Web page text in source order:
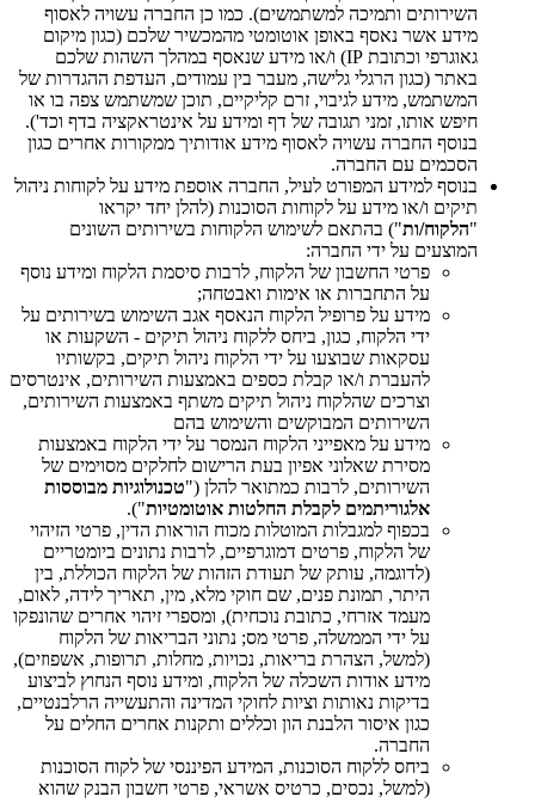
השירותים ותמיכה למשתמשים). כמו כן החברה עשויה לאסוף
מידע אשר נאסף באופן אוטומטי מהמכשיר שלכם (כגון מיקום
גאוגרפי וכתובת IP) ו/או מידע שנאסף במהלך השהות שלכם
באתר (כגון הרגלי גלישה, מעבר בין עמודים, העדפת ההגדרות של
המשתמש, מידע לגיבוי, זרם קליקיים, תוכן שמשתמש צפה בו או
חיפש אותו, זמני תגובה של דף ומידע על אינטראקציה בדף וכד').
בנוסף החברה עשויה לאסוף מידע אודותיך ממקורות אחרים כגון
הסכמים עם החברה.
בנוסף למידע המפורט לעיל, החברה אוספת מידע על לקוחות ניהול
תיקים ו/או מידע על לקוחות הסוכנות (להלן יחד יקראו
"הלקוח/ות") בהתאם לשימוש הלקוחות בשירותים השונים
המוצעים על ידי החברה:
פרטי החשבון של הלקוח, לרבות סיסמת הלקוח ומידע נוסף
על התחברות או אימות ואבטחה;
מידע על פרופיל הלקוח הנאסף אגב השימוש בשירותים על
ידי הלקוח, כגון, ביחס ללקוח ניהול תיקים - השקעות או
עסקאות שבוצעו על ידי הלקוח ניהול תיקים, בקשותיו
להעברת ו/או קבלת כספים באמצעות השירותים, אינטרסים
וצרכים שהלקוח ניהול תיקים משתף באמצעות השירותים,
השירותים המבוקשים והשימוש בהם
מידע על מאפייני הלקוח הנמסר על ידי הלקוח באמצעות
מסירת שאלוני אפיון בעת הרישום לחלקים מסוימים של
השירותים, לרבות כמתואר להלן ("טכנולוגיות מבוססות
אלגוריתמים לקבלת החלטות אוטומטיות").
בכפוף למגבלות המוטלות מכוח הוראות הדין, פרטי הזיהוי
של הלקוח, פרטים דמוגרפיים, לרבות נתונים ביומטריים
(לדוגמה, עותק של תעודת הזהות של הלקוח הכוללת, בין
היתר, תמונת פנים, שם חוקי מלא, מין, תאריך לידה, לאום,
מעמד אזרחי, כתובת נוכחית), ומספרי זיהוי אחרים שהונפקו
על ידי הממשלה, פרטי מס; נתוני הבריאות של הלקוח
(למשל, הצהרת בריאות, נכויות, מחלות, תרופות, אשפוזים),
מידע אודות השכלה של הלקוח, ומידע נוסף הנחוץ לביצוע
בדיקות נאותות וציות לחוקי המדינה והתעשייה הרלבנטיים,
כגון איסור הלבנת הון וכללים ותקנות אחרים החלים על
החברה.
ביחס ללקוח הסוכנות, המידע הפיננסי של לקוח הסוכנות
(למשל, נכסים, כרטיס אשראי, פרטי חשבון הבנק שהוא